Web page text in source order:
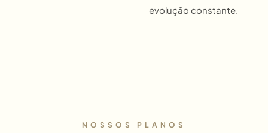
evolução constante.
NOSSOS PLANOS